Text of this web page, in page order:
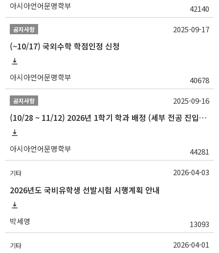
아시아언어문명학부 42140
공지사항
(~10/17) 국외수학 학점인정 신청
아시아언어문명학부 40678
2025-09-17
공지사항
(10/28 ~ 11/12) 2026년 1학기 학과 배정 (세부 전공 진입) 안내
아시아언어문명학부 44281
2025-09-16
기타
2026년도 국비유학생 선발시험 시행계획 안내
박세영 13093
2026-04-03
기타 2026-04-01